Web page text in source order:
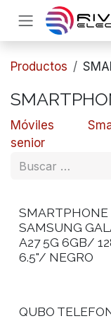
Ir al contenido
Productos
Móviles
senior
SMARTPHONE
SAMSUNG
A27 5G 6GB/
6.5"/ NEGRO
QUBO